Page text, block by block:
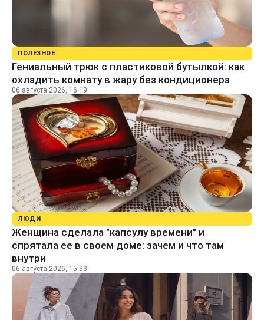
ПОЛЕЗНОЕ
Гениальный трюк с пластиковой бутылкой: как
охладить комнату в жару без кондиционера
06 августа 2026, 16:19
ЛЮДИ
Женщина сделала "капсулу времени" и
спрятала ее в своем доме: зачем и что там
внутри
06 августа 2026, 15:33